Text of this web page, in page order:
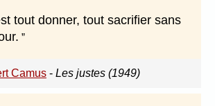
tout donner, tout sacrifier sans
Camus - Les justes (1949)